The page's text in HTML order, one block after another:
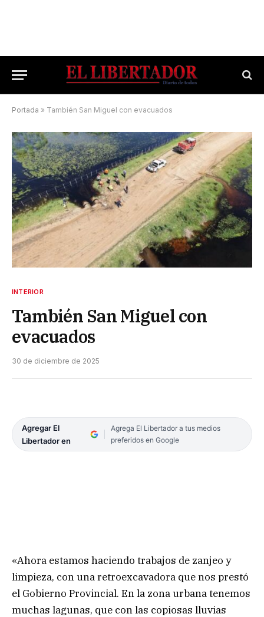
Portada » También San Miguel con evacuados
INTERIOR
También San Miguel con
evacuados
30 de diciembre de 2025
Agregar El
Libertador en
Agrega El Libertador a tus medios
preferidos en Google
«Ahora estamos haciendo trabajos de zanjeo y
limpieza, con una retroexcavadora que nos prestó
el Gobierno Provincial. En la zona urbana tenemos
muchas lagunas, que con las copiosas lluvias